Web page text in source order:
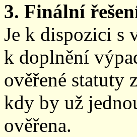
3. Finální
Je k dispozici s
k doplnění
ověřené statuty
kdy by už
ověřena.